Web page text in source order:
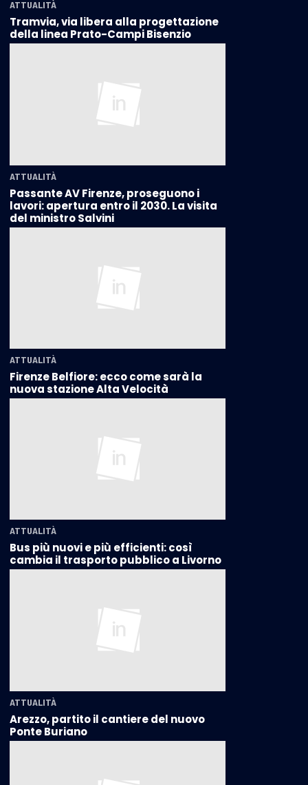
ATTUALITÀ
Tramvia, via libera alla progettazione
della linea Prato-Campi Bisenzio
ATTUALITÀ
Passante AV Firenze, proseguono i
lavori: apertura entro il 2030. La visita
del ministro Salvini
ATTUALITÀ
Firenze Belfiore: ecco come sarà la
nuova stazione Alta Velocità
ATTUALITÀ
Bus più nuovi e più efficienti: così
cambia il trasporto pubblico a Livorno
ATTUALITÀ
Arezzo, partito il cantiere del nuovo
Ponte Buriano